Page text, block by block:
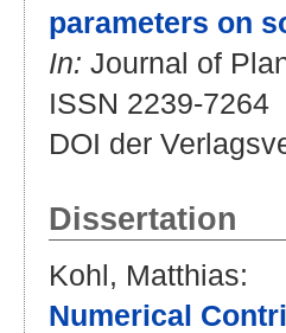
parameters on
In: Journal of
ISSN 2239-7264
DOI der
Dissertation
Kohl, Matthias:
Numerical